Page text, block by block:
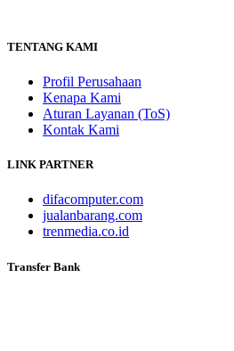
TENTANG KAMI
Profil Perusahaan
Kenapa Kami
Aturan Layanan (ToS)
Kontak Kami
LINK PARTNER
difacomputer.com
jualanbarang.com
trenmedia.co.id
Transfer Bank